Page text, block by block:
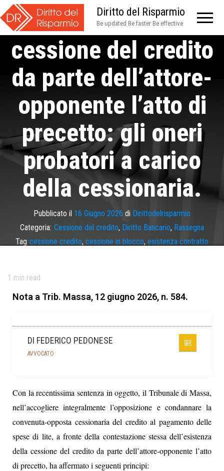
Diritto del Risparmio
Be updated Be faster Be effective
dell’esistenza della
cessione del credito
da parte dell’attore-
opponente l’atto di
precetto: gli oneri
probatori a carico
della cessionaria.
Pubblicato il 16 Giugno 2026 di Dirittodelrisparmio
Categoria: Cessione del credito, Diritto Bancario, Rassegna
Tag cessione credito, cessione in blocco, esistenza contratto
1 min read
Nota a Trib. Massa, 12 giugno 2026, n. 584.
DI FEDERICO PEDONESE
AVVOCATO
Con la recentissima sentenza in oggetto, il Tribunale di Massa,
nell’accogliere integralmente l’opposizione e condannare la
convenuta-opposta cessionaria del credito al pagamento delle
spese di lite, a fronte della contestazione stessa dell’esistenza
della cessione del credito da parte dell’attore-opponente l’atto
di precetto, ha affermato i seguenti principi: